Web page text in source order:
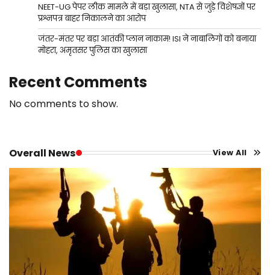
NEET-UG पेपर लीक मामले में बड़ा खुलासा, NTA से जुड़े विशेषज्ञों पर
प्रश्नपत्र बाहर निकालने का आरोप
जंतर-मंतर पर बड़ा आतंकी प्लान नाकाम! ISI ने नाबालिगों को बनाया
मोहरा, अमृतसर पुलिस का खुलासा
Recent Comments
No comments to show.
Overall News View All